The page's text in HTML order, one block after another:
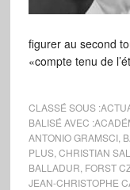
figurer au second
«compte tenu de
CLASSÉ SOUS :
BALISÉ AVEC :
ANTONIO GRAMSCI,
PLUS, CHRISTIAN
BALLADUR FORST
JEAN-CHRISTOPHE